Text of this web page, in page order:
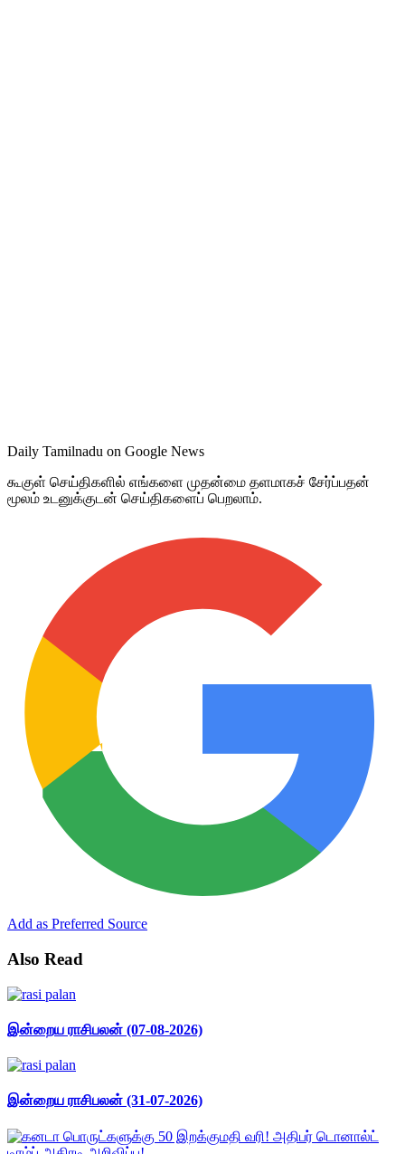
Daily Tamilnadu on Google News
கூகுள் செய்திகளில் எங்களை முதன்மை தளமாகச் சேர்ப்பதன்
மூலம் உடனுக்குடன் செய்திகளைப் பெறலாம்.
Add as Preferred Source
Also Read
இன்றைய ராசிபலன் (07-08-2026)
இன்றைய ராசிபலன் (31-07-2026)